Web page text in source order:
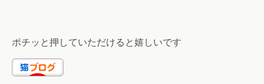
ポチッと押していただけると嬉しいです